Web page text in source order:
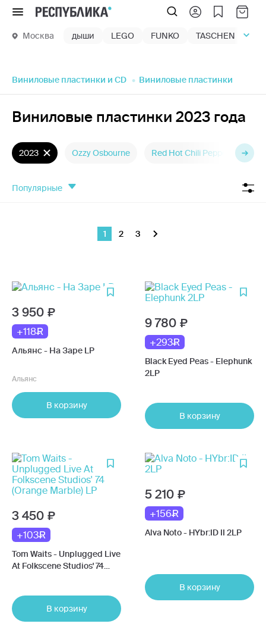
Меню
Москва дыши LEGO FUNKO TASCHEN
Виниловые пластинки и CD Виниловые пластинки
Виниловые пластинки 2023 года
2023 Ozzy Osbourne Red Hot Chili Peppers
популярные
1 2 3
3 950
+118
Альянс - На Заре LP
Альянс
В корзину
9 780
+293
Black Eyed Peas - Elephunk
2LP
В корзину
3 450
+103
Tom Waits - Unplugged Live
At Folkscene Studios' 74
В корзину
5 210
+156
Alva Noto - HYbr:ID II 2LP
В корзину